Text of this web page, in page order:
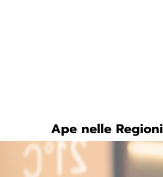
Ape nelle Regioni